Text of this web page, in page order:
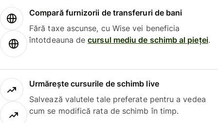
Compară furnizorii de transferuri de bani
Fără taxe ascunse, cu Wise vei beneficia
întotdeauna decursul mediu de schimb al pieței.
Urmărește cursurile de schimb live
Salvează valutele tale preferate pentru a vedea
cum se modifică rata de schimb în timp.